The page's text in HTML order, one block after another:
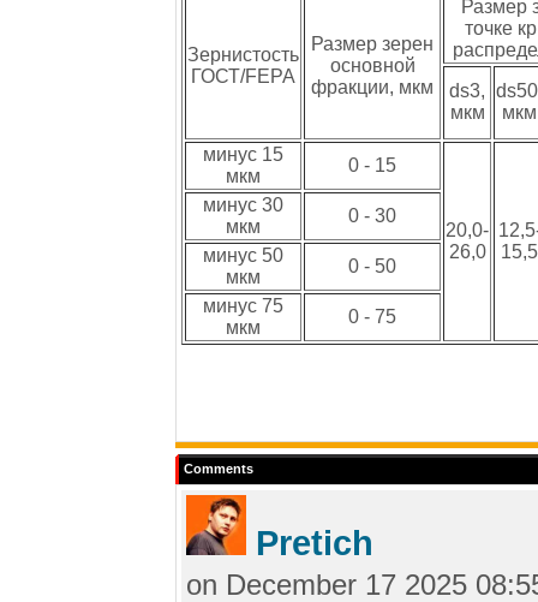
Зернистость
ГОСТ/FEPA
Размер зерен
основной
фракции, мкм
Размер
точке
ds3,
мкм
мкм
минус 15
мкм
0 - 15
20,0-
26,0
15,5
минус 30
мкм
0 - 30
минус 50
мкм
0 - 50
минус 75
мкм
0 - 75
Comments
Pretich
on December 17 2025